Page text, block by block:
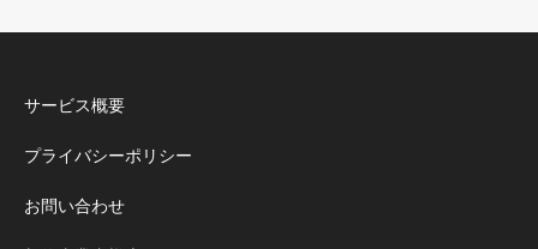
サービス概要
プライバシーポリシー
お問い合わせ